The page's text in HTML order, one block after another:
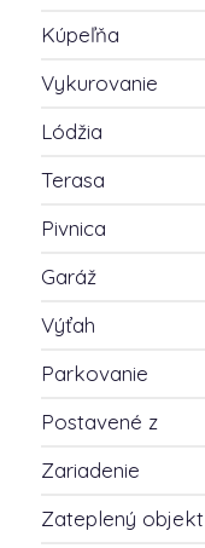
Kúpeľňa
Vykurovanie
Lódžia
Terasa
Pivnica
Garáž
Výťah
Parkovanie
Postavené z
Zariadenie
Zateplený objekt